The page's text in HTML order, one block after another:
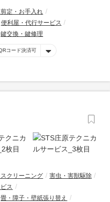
定・お手入れ
便利屋・代行サービス
鍵交換・鍵修理
コード決済可
クリーニング
害虫・害獣駆除
ス
畳・障子・壁紙張り替え